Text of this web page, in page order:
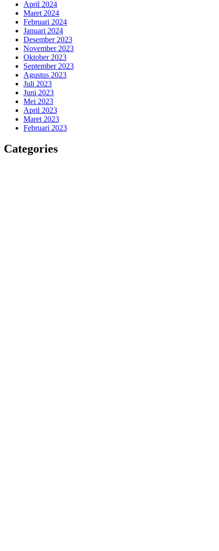
April 2024
Maret 2024
Februari 2024
Januari 2024
Desember 2023
November 2023
Oktober 2023
September 2023
Agustus 2023
Juli 2023
Juni 2023
Mei 2023
April 2023
Maret 2023
Februari 2023
Categories